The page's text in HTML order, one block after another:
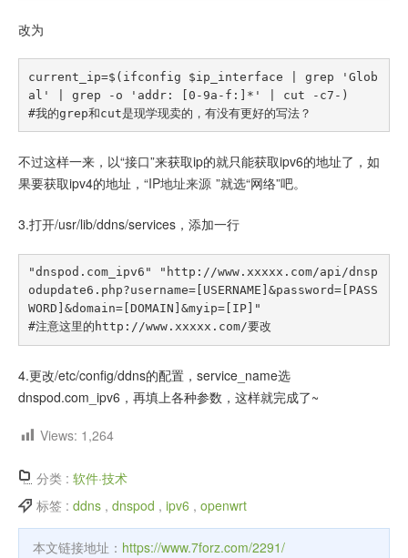
改为
current_ip=$(ifconfig $ip_interface | grep 'Glob
al' | grep -o 'addr: [0-9a-f:]*' | cut -c7-)
不过这样一来，以“接口”来获取ip的就只能获取ipv6的地址了，如
果要获取ipv4的地址，“IP地址来源 ”就选“网络”吧。
3.打开/usr/lib/ddns/services，添加一行
"dnspod.com_ipv6" "http://www.xxxxx.com/api/dnsp
odupdate6.php?username=[USERNAME]&password=[PASS
WORD]&domain=[DOMAIN]&myip=[IP]"
4.更改/etc/config/ddns的配置，service_name选
dnspod.com_ipv6，再填上各种参数，这样就完成了~
Views: 1,264
分类 : 软件·技术
标签 : ddns , dnspod , ipv6 , openwrt
本文链接地址： https://www.7forz.com/2291/